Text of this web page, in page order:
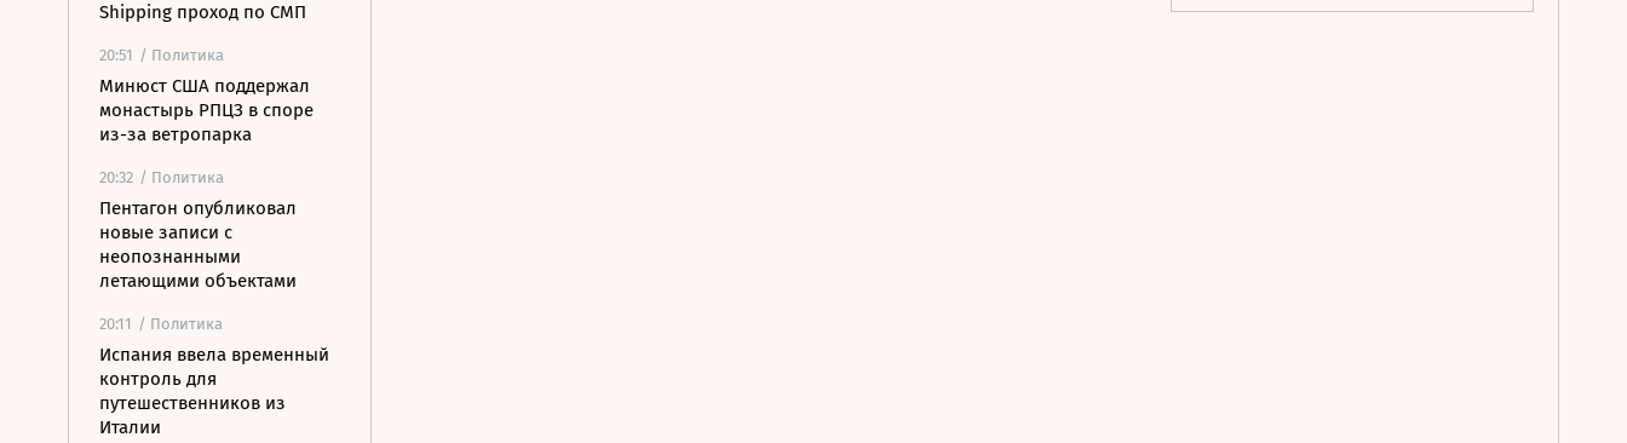
Shipping проход по СМП
20:51 / Политика
Минюст США поддержал
монастырь РПЦЗ в споре
из-за ветропарка
20:32 / Политика
Пентагон опубликовал
новые записи с
неопознанными
летающими объектами
20:11 / Политика
Испания ввела временный
контроль для
путешественников из
Италии